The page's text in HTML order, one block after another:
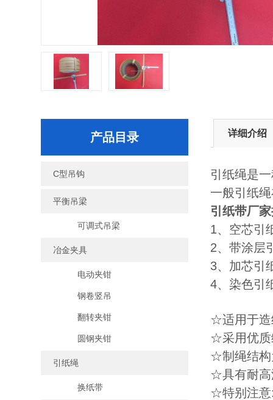
产品目录
C型吊钩
平衡吊梁
可调式吊梁
冶金夹具
电动夹钳
钢卷竖吊
翻转夹钳
圆钢夹钳
引纸绳
换纸带
详细介绍
引纸绳是
一般引纸
引纸带厂
1、空芯引
2、带涂层
3、加芯引
4、染色引
☆适用于造
☆采用优质
☆制绳结构
☆具有耐高
☆特别注意